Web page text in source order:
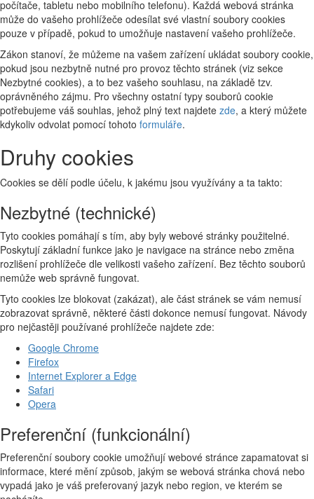
počítače, tabletu nebo mobilního telefonu). Každá webová stránka
může do vašeho prohlížeče odesílat své vlastní soubory cookies
pouze v případě, pokud to umožňuje nastavení vašeho prohlížeče.
Zákon stanoví, že můžeme na vašem zařízení ukládat soubory cookie,
pokud jsou nezbytně nutné pro provoz těchto stránek (viz sekce
Nezbytné cookies), a to bez vašeho souhlasu, na základě tzv.
oprávněného zájmu. Pro všechny ostatní typy souborů cookie
potřebujeme váš souhlas, jehož plný text najdete zde, a který můžete
kdykoliv odvolat pomocí tohoto formuláře.
Druhy cookies
Cookies se dělí podle účelu, k jakému jsou využívány a ta takto:
Nezbytné (technické)
Tyto cookies pomáhají s tím, aby byly webové stránky použitelné.
Poskytují základní funkce jako je navigace na stránce nebo změna
rozlišení prohlížeče dle velikosti vašeho zařízení. Bez těchto souborů
nemůže web správně fungovat.
Tyto cookies lze blokovat (zakázat), ale část stránek se vám nemusí
zobrazovat správně, některé části dokonce nemusí fungovat. Návody
pro nejčastěji používané prohlížeče najdete zde:
Google Chrome
Firefox
Internet Explorer a Edge
Safari
Opera
Preferenční (funkcionální)
Preferenční soubory cookie umožňují webové stránce zapamatovat si
informace, které mění způsob, jakým se webová stránka chová nebo
vypadá jako je váš preferovaný jazyk nebo region, ve kterém se